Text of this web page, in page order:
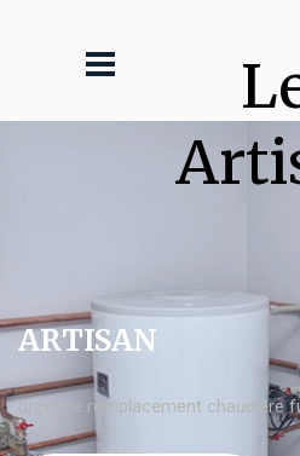
ARTISAN
urgence remplacement chaudière